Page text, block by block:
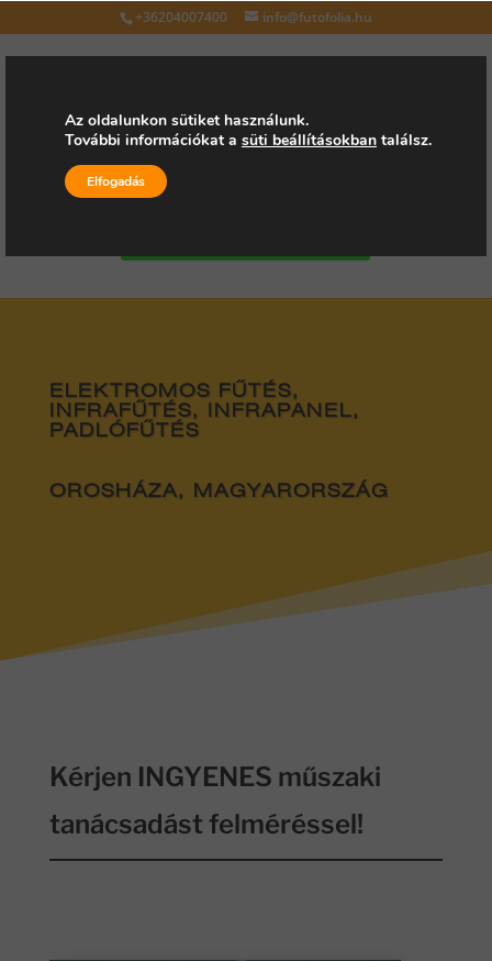
+36204007400 info@futofolia.hu
Válasszon oldalt
ELEKTROMOS FŰTÉS,
INFRAFŰTÉS, INFRAPANEL,
PADLÓFŰTÉS
OROSHÁZA, MAGYARORSZÁG
Kérjen INGYENES műszaki
tanácsadást felméréssel!
Az oldalunkon sütiket használunk.
További információkat a süti beállításokban találsz.
Elfogadás